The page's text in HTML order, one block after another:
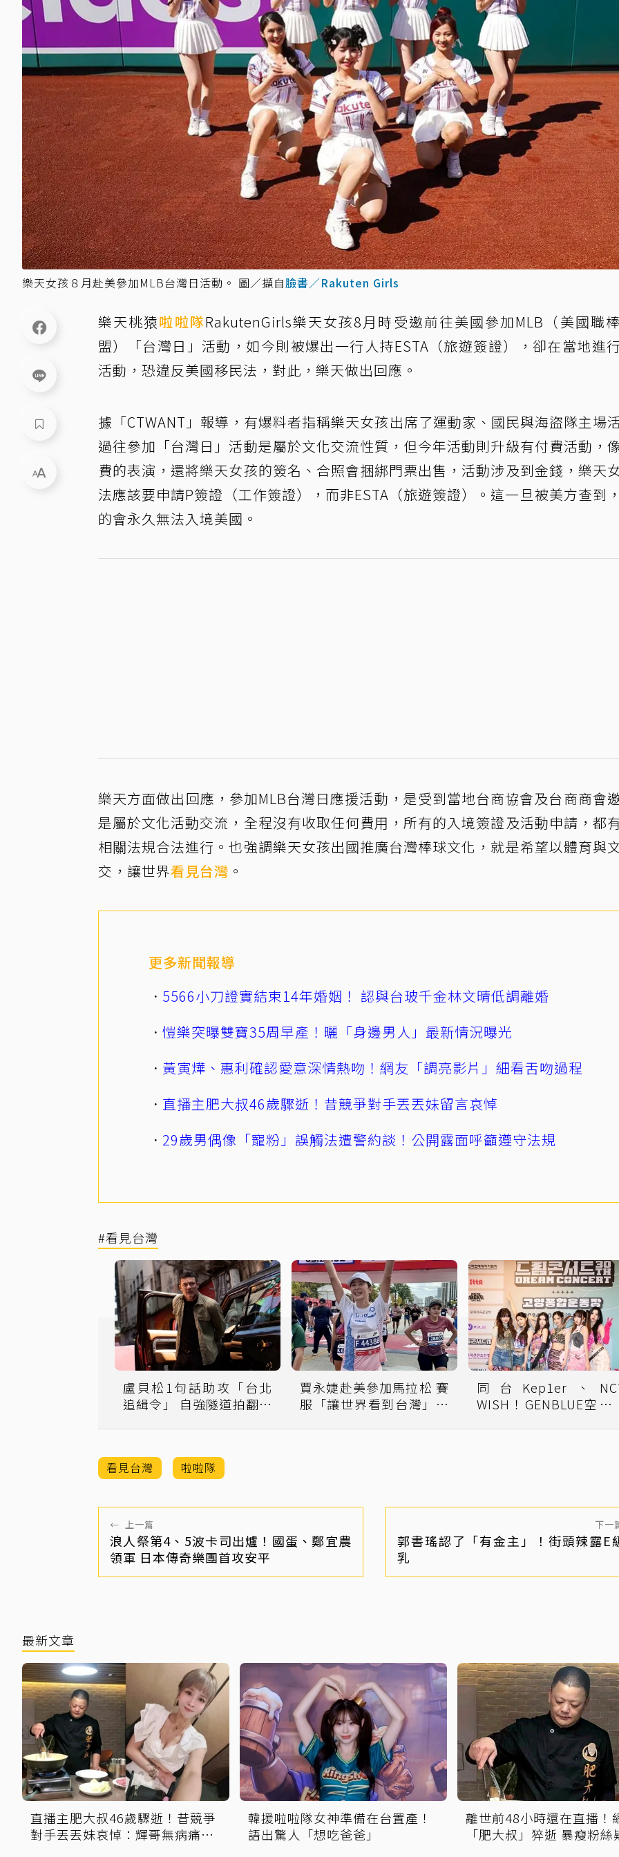
樂天女孩８月赴美參加MLB台灣日活動。 圖／擷自臉書／Rakuten Girls
樂天桃猿啦啦隊RakutenGirls樂天女孩8月時受邀前往美國參加MLB（美國職
盟）「台灣日」活動，如今則被爆出一行人持ESTA（旅遊簽證），卻在當地進
活動，恐違反美國移民法，對此，樂天做出回應。
據「CTWANT」報導，有爆料者指稱樂天女孩出席了運動家、國民與海盜隊主場
過往參加「台灣日」活動是屬於文化交流性質，但今年活動則升級有付費活動，
費的表演，還將樂天女孩的簽名、合照會捆綁門票出售，活動涉及到金錢，樂天
法應該要申請P簽證（工作簽證），而非ESTA（旅遊簽證）。這一旦被美方查到
的會永久無法入境美國。
樂天方面做出回應，參加MLB台灣日應援活動，是受到當地台商協會及台商商會
是屬於文化活動交流，全程沒有收取任何費用，所有的入境簽證及活動申請，都
相關法規合法進行。也強調樂天女孩出國推廣台灣棒球文化，就是希望以體育與
交，讓世界看見台灣 。
更多新聞報導
5566小刀證實結束14年婚姻！ 認與台玻千金林文晴低調離婚
愷樂突曝雙寶35周早產！曬「身邊男人」最新情況曝光
黃寅燁、惠利確認愛意深情熱吻！網友「調亮影片」細看舌吻過程
直播主肥大叔46歲驟逝！昔競爭對手丟丟妹留言哀悼
29歲男偶像「寵粉」誤觸法遭警約談！公開露面呼籲遵守法規
#看見台灣
盧貝松1句話助攻「台北
追緝令」 自強隧道拍翻車
賈永婕赴美參加馬拉松 賽
服「讓世界看到台灣」網
同台Kep1er、
WISH！GENBLUE空降萬
看見台灣 啦啦隊
← 上一篇
浪人祭第4、5波卡司出爐！國蛋、鄭宜農
領軍 日本傳奇樂團首攻安平
下一
郭書瑤認了「有金主」！街頭辣露E
乳
最新文章
直播主肥大叔46歲驟逝！昔競爭
對手丟丟妹哀悼：輝哥無病痛一
韓援啦啦隊女神準備在台置產！
語出驚人「想吃爸爸」
離世前48小時還在直播！
「肥大叔」猝逝 暴瘦粉絲